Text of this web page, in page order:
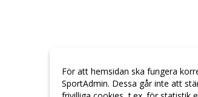
För att hemsidan ska fungera
SportAdmin. Dessa går inte att